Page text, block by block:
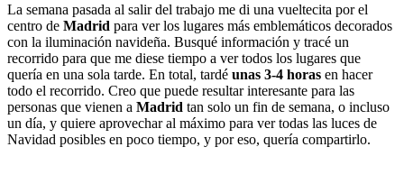
La semana pasada al salir del trabajo me di una vueltecita por el
centro de Madrid para ver los lugares más emblemáticos decorados
con la iluminación navideña. Busqué información y tracé un
recorrido para que me diese tiempo a ver todos los lugares que
quería en una sola tarde. En total, tardé unas 3-4 horas en hacer
todo el recorrido. Creo que puede resultar interesante para las
personas que vienen a Madrid tan solo un fin de semana, o incluso
un día, y quiere aprovechar al máximo para ver todas las luces de
Navidad posibles en poco tiempo, y por eso, quería compartirlo.